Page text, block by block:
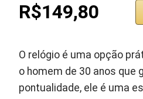
R$149,80
O relógio é uma opção
o homem de 30 anos que
pontualidade, ele é uma